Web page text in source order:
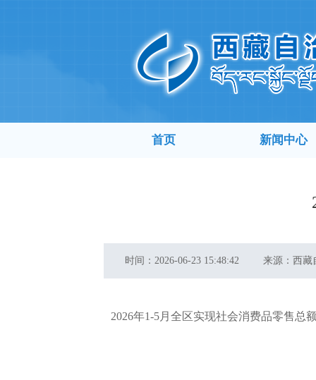
首页 新闻中心
时间： 2026-06-23 15:48:42 来源： 西藏
2026年1-5月全区实现社会消费品零售总